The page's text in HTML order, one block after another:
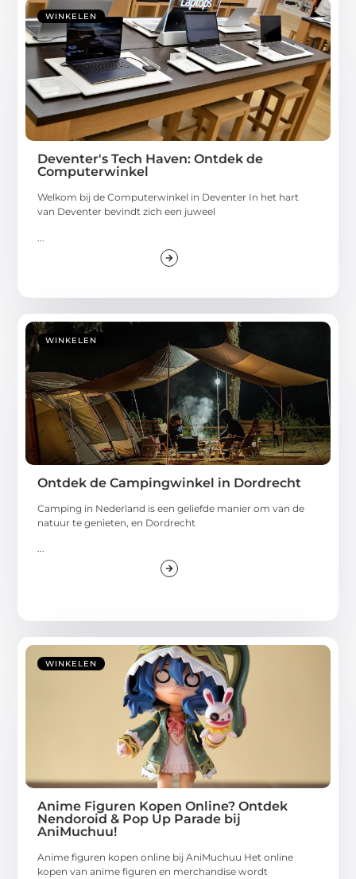
WINKELEN
Deventer's Tech Haven: Ontdek de
Computerwinkel
Welkom bij de Computerwinkel in Deventer In het hart
van Deventer bevindt zich een juweel
WINKELEN
Ontdek de Campingwinkel in Dordrecht
Camping in Nederland is een geliefde manier om van de
natuur te genieten, en Dordrecht
...
WINKELEN
Anime Figuren Kopen Online? Ontdek
Nendoroid & Pop Up Parade bij
AniMuchuu!
Anime figuren kopen online bij AniMuchuu Het online
kopen van anime figuren en merchandise wordt